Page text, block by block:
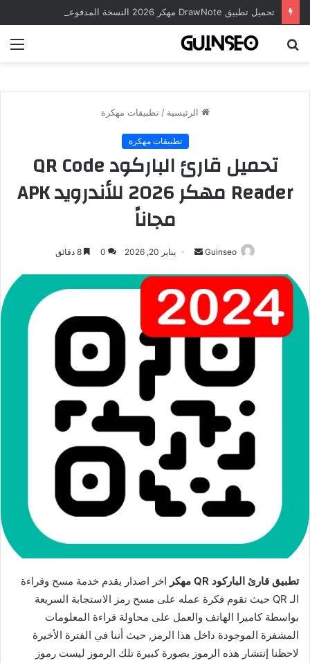
الرئيسية / تطبيقات مهكرة
تطبيقات مهكرة
تحميل قارئ الباركود QR Code
Reader مهكر 2026 للأندرويد APK
مجاناً
Guinseo
أرسل يناير 20, 2026 0
تطبيق قارئ الباركود QR مهكر
اخر اصدار يقدم خدمة مسح وقراءة
الـ QR حيث تقوم فكرة عمله على مسح رمز الاستجابة السريعة
بواسطة كاميرا الهاتف والعمل على محاولة قراءة المعلومات
المشفرة الموجودة داخل هذا الرمز, حيث أننا في الفترة الأخيرة
لاحظنا إنتشار هذه الرموز بصورة كبيرة تلك الرموز ليست رموز